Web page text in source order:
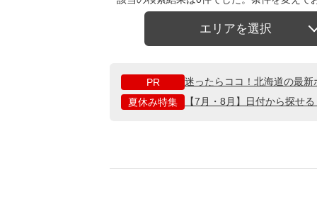
エリアを選択
PR
迷ったらココ！北海道の最
夏休み特集
【7月・8月】日付から探せ